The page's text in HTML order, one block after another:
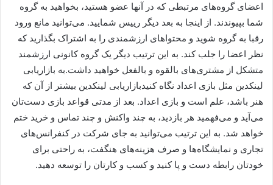
اعضای گروه‌های مرتبطی که در آنها عضو هستید، بخواهید به گروه
شما بپیوندند. از اینجا به بعد دیگر رییس شمایید. می‌توانید مانع ورود
رقبا به گروه شوید و محتواهای ارزشمندی را به اشتراک بگذارید که
نظر اعضا را جلب کند. به این ترتیب دیگر یک گروه کانونی ارزشمند
متشکل از مشتری‌های بالقوه و بالفعل خواهید داشت.به بازاریابی
لینکدین مثل بازی اعداد نگاه کنیدبازاریابی لینکدین بیشتر از آن که
هنر باشد، علم است و بازی اعداد. بعد از مدتی قواعد بازی دست‌تان
می‌آید و می‌فهمید هر بازدید، به چند واکنش و چند تماس و خرید ختم
خواهد شد. به این ترتیب می‌توانید به جای شرکت در کنفرانس‌های
تجاری و نمایشگاه‌ها و صرف هزینه‌های هنگفت، به راحتی برای
خودتان رابطه دست و پا کنید و کسب و کارتان را توسعه دهید.